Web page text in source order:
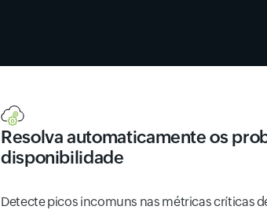
Resolva automaticamente os
disponibilidade
Detecte picos incomuns nas métricas críticas